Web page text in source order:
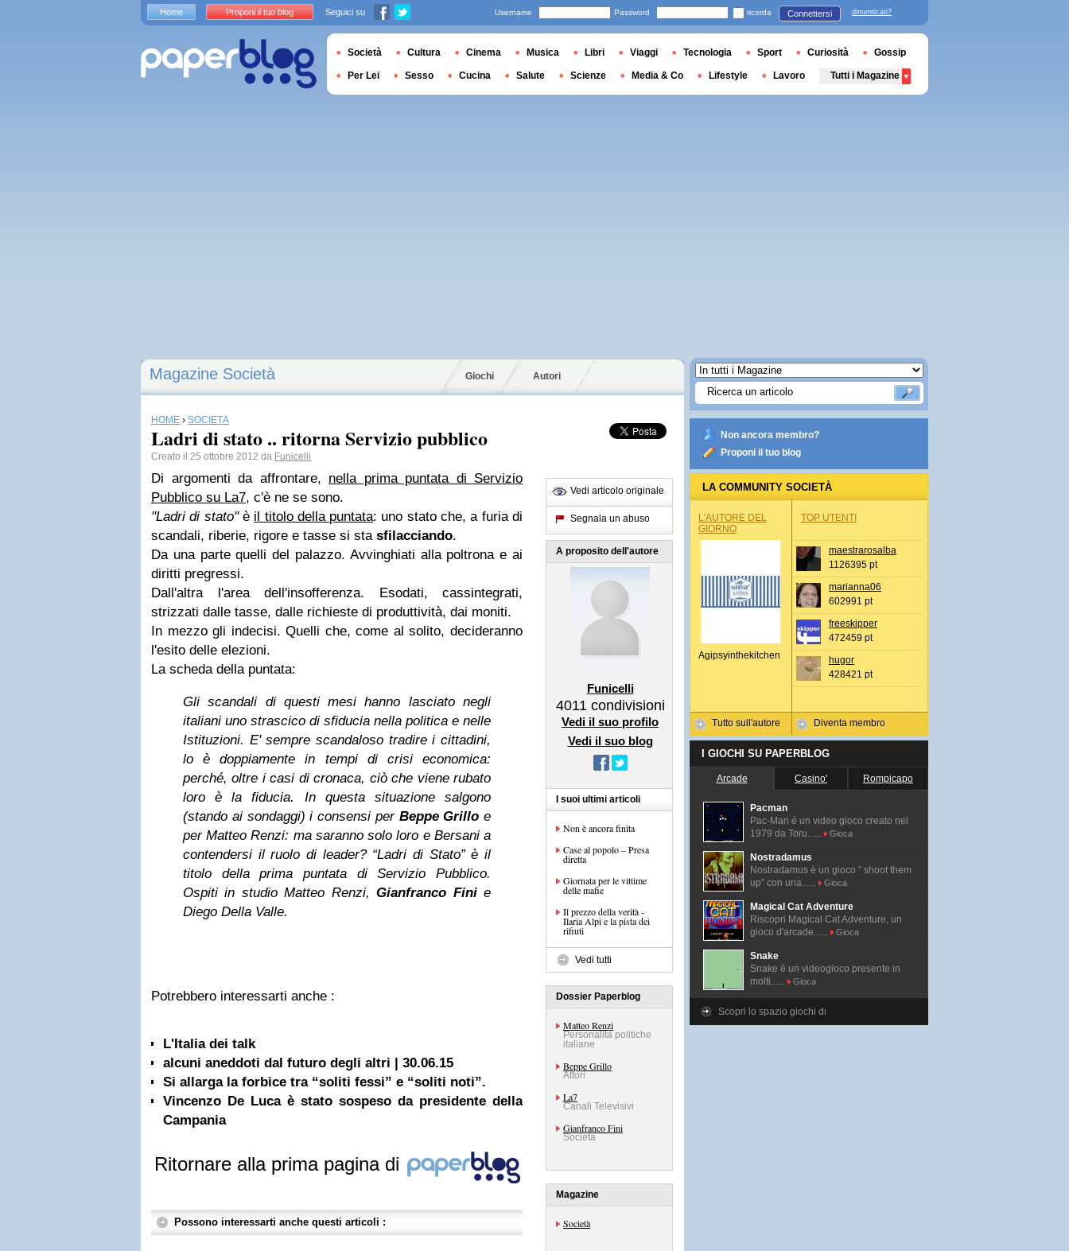
Magazine Società Giochi Autori
HOME › SOCIETÀ
Ladri di stato .. ritorna Servizio pubblico
Creato il 25 ottobre 2012 da Funicelli
Di argomenti da affrontare, nella prima puntata di Servizio
Pubblico su La7, c'è ne se sono.
"Ladri di stato"è il titolo della puntata: uno stato che, a furia di
scandali, riberie, rigore e tasse si sta sfilacciando.
Da una parte quelli del palazzo. Avvinghiati alla poltrona e ai
diritti pregressi.
Dall'altra l'area dell'insofferenza. Esodati, cassintegrati,
strizzati dalle tasse, dalle richieste di produttività, dai moniti.
In mezzo gli indecisi. Quelli che, come al solito, decideranno
l'esito delle elezioni.
La scheda della puntata:
Gli scandali di questi mesi hanno lasciato negli
italiani uno strascico di sfiducia nella politica e nelle
Istituzioni. E' sempre scandaloso tradire i cittadini,
lo è doppiamente in tempi di crisi economica:
perché, oltre i casi di cronaca, ciò che viene rubato
loro è la fiducia. In questa situazione salgono
(stando ai sondaggi) i consensi per Beppe Grillo e
per Matteo Renzi: ma saranno solo loro e Bersani a
contendersi il ruolo di leader? “Ladri di Stato” è il
titolo della prima puntata di Servizio Pubblico.
Ospiti in studio Matteo Renzi,Gianfranco Finie
Diego Della Valle.
Potrebbero interessarti anche :
L'Italia dei talk
alcuni aneddoti dal futuro degli altri | 30.06.15
Si allarga la forbice tra “soliti fessi” e “soliti noti”.
Vincenzo De Luca è stato sospeso da presidente della
Campania
Ritornare alla prima pagina di
Possono interessarti anche questi articoli :
Vedi articolo originale
Segnala un abuso
A proposito dell'autore
Funicelli
4011 condivisioni
Vedi il suo profilo
Vedi il suo blog
I suoi ultimi articoli
Non è ancora finita
Case al popolo – Presa
diretta
Giornata per le vittime
delle mafie
Il prezzo della verità -
Ilaria Alpi e la pista dei
rifiuti
Vedi tutti
Dossier Paperblog
Matteo Renzi
Personalità politiche
italiane
Beppe Grillo
Attori
La7
Canali Televisivi
Gianfranco Fini
Società
Magazine
Società
Non ancora membro?
Proponi il tuo blog
LA COMMUNITY SOCIETÀ
L'AUTORE DEL
GIORNO
Agipsyinthekitchen
Tutto sull'autore
TOP UTENTI
maestrarosalba
1126395 pt
marianna06
602991 pt
freeskipper
472459 pt
hugor
428421 pt
Diventa membro
I GIOCHI SU PAPERBLOG
Arcade Casino' Rompicapo
Pacman
Pac-Man é un video gioco creato nel
1979 da Toru......
Gioca
Nostradamus
Nostradamus è un gioco " shoot them
up" con una......
Gioca
Magical Cat Adventure
Riscopri Magical Cat Adventure, un
gioco d'arcade......
Gioca
Snake
Snake è un videogioco presente in
molti......
Gioca
Scopri lo spazio giochi di
Home Proponi il tuo blog Seguici su Username Password ricorda Connettersi dimenticati?
Società Cultura Cinema Musica Libri Viaggi Tecnologia Sport Curiosità Gossip
Per Lei Sesso Cucina Salute Scienze Media & Co Lifestyle Lavoro Tutti i Magazine